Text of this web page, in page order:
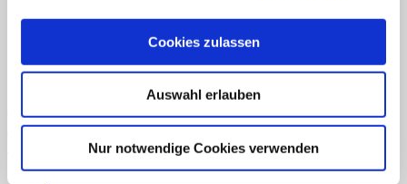
Cookies zulassen
Auswahl erlauben
Nur notwendige Cookies verwenden
Copyright 2026 ©CLOUDROCKER
Vertrag widerrufen